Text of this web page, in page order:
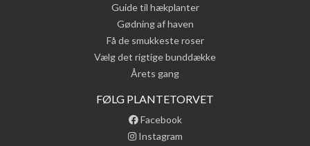
Guide til hækplanter
Gødning af haven
Få de smukkeste roser
Vælg det rigtige bunddække
Årets gang
FØLG PLANTETORVET
Facebook
Instagram